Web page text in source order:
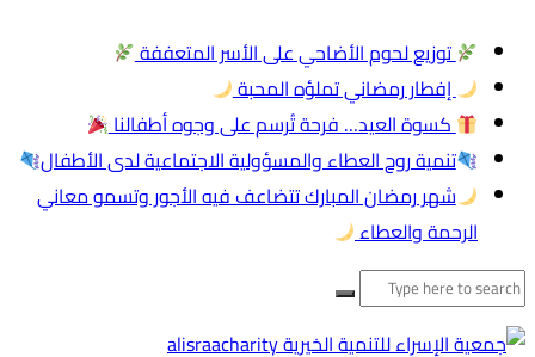
توزيع لحوم الأضاحي على الأسر المتعففة
إفطار رمضاني تملؤه المحبة
كسوة العيد… فرحة تُرسم على وجوه أطفالنا
تنمية روح العطاء والمسؤولية الاجتماعية لدى الأطفال
شهر رمضان المبارك تتضاعف فيه الأجور وتسمو معاني
الرحمة والعطاء
البحث
عن: